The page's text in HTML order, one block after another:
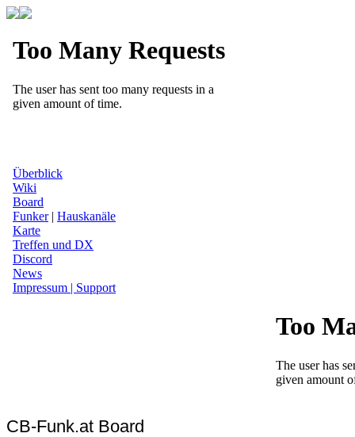
Überblick
Wiki
Board
Funker| Hauskanäle
Karte
Treffen und DX
Discord
News
Impressum | Support
CB-Funk.at Board